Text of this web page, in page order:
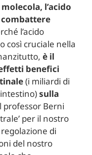
l’acido
l’acido
così cruciale nella
è il
benefici
(i miliardi di
sulla
professor Berni
per il nostro
di
del nostro